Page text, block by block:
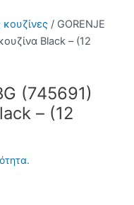
/ GORENJE
Black – (12
(745691)
– (12